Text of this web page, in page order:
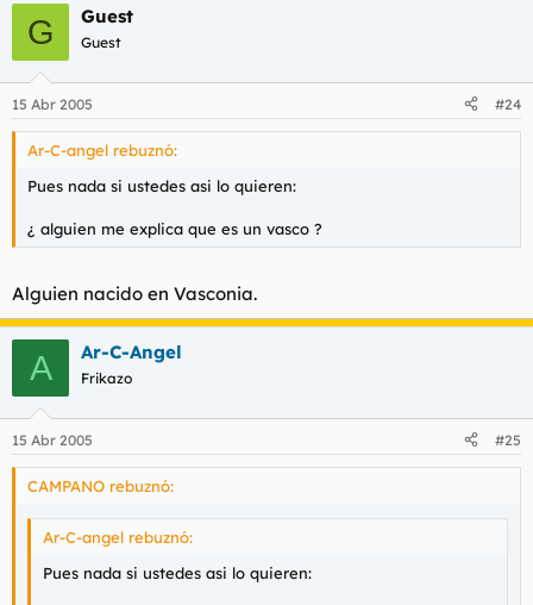
G Guest
Guest
15 Abr 2005 #24
Ar-C-angel rebuznó:
Pues nada si ustedes asi lo quieren:
¿ alguien me explica que es un vasco ?
Alguien nacido en Vasconia.
A Ar-C-Angel
Frikazo
15 Abr 2005 #25
CAMPANO rebuznó:
Ar-C-angel rebuznó:
Pues nada si ustedes asi lo quieren: